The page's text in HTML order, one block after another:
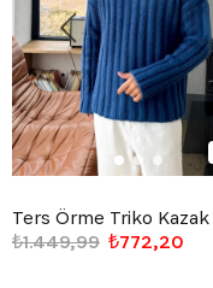
Ters Örme Triko Kazak
₺772,20
₺1.449,99